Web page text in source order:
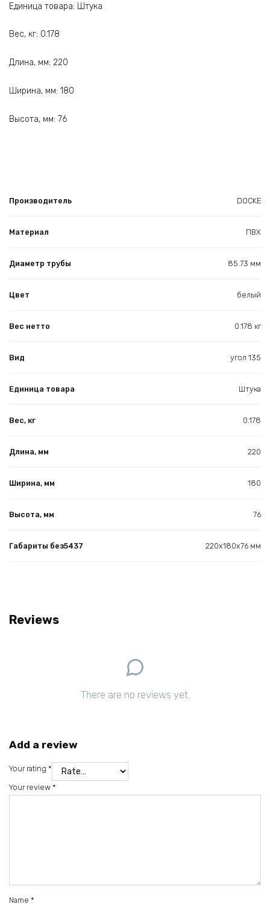
Единица товара: Штука
Вес, кг: 0.178
Длина, мм: 220
Ширина, мм: 180
Высота, мм: 76
Производитель DOCKE
Материал ПВХ
Диаметр трубы 85.73 мм
Цвет белый
Вес нетто 0.178 кг
Вид угол 135
Единица товара Штука
Вес, кг 0.178
Длина, мм 220
Ширина, мм 180
Высота, мм 76
Габариты без5437 220х180х76 мм
Reviews
There are no reviews yet.
Add a review
Your rating *
Your review *
Name *